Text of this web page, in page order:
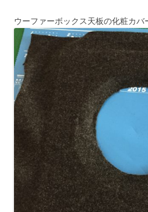
ウーファーボックス天板の化粧カバ